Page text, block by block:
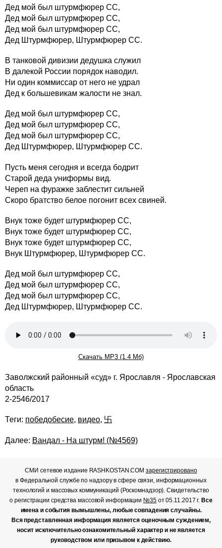
Дед мой был штурмфюрер CC,
Дед мой был штурмфюрер CC,
Дед мой был штурмфюрер CC,
Дед Штурмфюрер, Штурмфюрер CC.
В танковой дивизии дедушка служил
В далекой России порядок наводил.
Ни один коммиссар от него не удрал
Дед к большевикам жалости не знал.
Дед мой был штурмфюрер CC,
Дед мой был штурмфюрер CC,
Дед мой был штурмфюрер CC,
Дед Штурмфюрер, Штурмфюрер CC.
Пусть меня сегодня и всегда бодрит
Cтарой деда униформы вид.
Череп на фуражке заблестит сильней
Cкоро братство белое погонит всех свиней.
Внук тоже будет штурмфюрер CC,
Внук тоже будет штурмфюрер CC,
Внук тоже будет штурмфюрер CC,
Внук Штурмфюрер, Штурмфюрер CC.
Дед мой был штурмфюрер CC,
Дед мой был штурмфюрер CC,
Дед мой был штурмфюрер CC,
Дед Штурмфюрер, Штурмфюрер CC.
Скачать MP3 (1.4 Мб)
Заволжский районный «суд» г. Ярославля - Ярославская
область
2-2546/2017
Теги: победобесие, видео, 卐
Далее: Вандал - На штурм! (№4569)
СМИ сетевое издание RASHKOSTAN.COMзарегистрировано
в Федеральной службе по надзору в сфере связи, информационных
технологий и массовых коммуникаций (Роскомнадзор). Свидетельство
о регистрации средства массовой информации №35от 05.11.2017 г. Все
имена и события вымышлены, любые совпадения случайны.
Вся представленная информация является оценочным суждением,
носит исключительно ознакомительный характер и не является
руководством или призывом к действию.